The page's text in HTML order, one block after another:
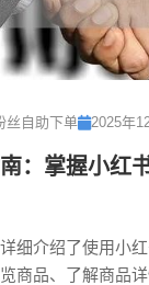
丝自助下单 2025年
：掌握小红
细介绍了使用小
商品、了解商品